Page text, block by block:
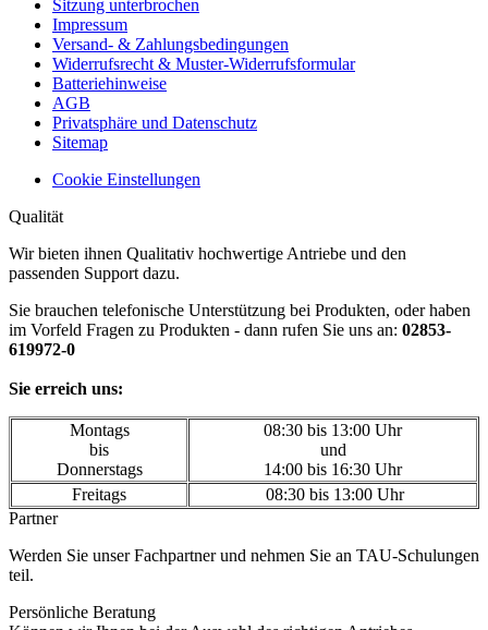
Sitzung unterbrochen
Impressum
Versand- & Zahlungsbedingungen
Widerrufsrecht & Muster-Widerrufsformular
Batteriehinweise
AGB
Privatsphäre und Datenschutz
Sitemap
Cookie Einstellungen
Qualität
Wir bieten ihnen Qualitativ hochwertige Antriebe und den
passenden Support dazu.
Sie brauchen telefonische Unterstützung bei Produkten, oder haben
im Vorfeld Fragen zu Produkten - dann rufen Sie uns an: 02853-
619972-0
Sie erreich uns:
Montags
bis
Donnerstags
08:30 bis 13:00 Uhr
und
14:00 bis 16:30 Uhr
Freitags
08:30 bis 13:00 Uhr
Partner
Werden Sie unser Fachpartner und nehmen Sie an TAU-Schulungen
teil.
Persönliche Beratung